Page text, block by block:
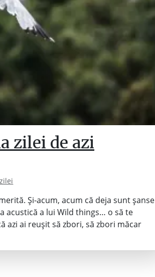
zilei de azi
Și-acum, acum că deja sunt șanse
acustică a lui Wild things… o să te
azi ai reușit să zbori, să zbori măcar